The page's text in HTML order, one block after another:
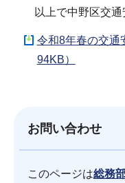
以上で中野区交通
令和8年春の交通
94KB）
お問い合わせ
このページは総務